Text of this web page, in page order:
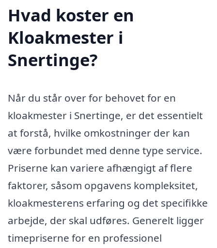
Hvad koster en
Kloakmester i
Snertinge?
Når du står over for behovet for en
kloakmester i Snertinge, er det essentielt
at forstå, hvilke omkostninger der kan
være forbundet med denne type service.
Priserne kan variere afhængigt af flere
faktorer, såsom opgavens kompleksitet,
kloakmesterens erfaring og det specifikke
arbejde, der skal udføres. Generelt ligger
timepriserne for en professionel